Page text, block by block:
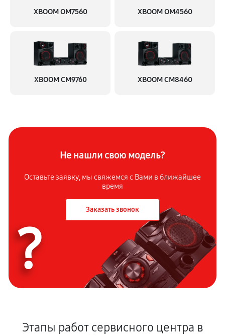
XBOOM OM7560 XBOOM OM4560
XBOOM CM9760 XBOOM CM8460
Не нашли свою модель?
Оставьте заявку, мы свяжемся с Вами в ближайшее
время
Заказать звонок
?
Этапы работ сервисного центра в